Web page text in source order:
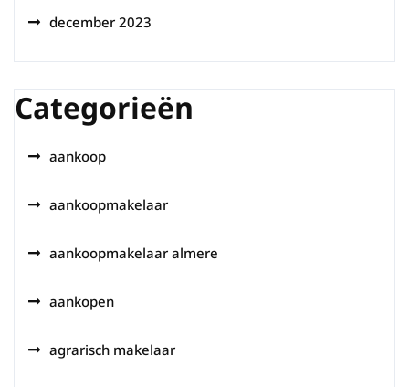
december 2023
Categorieën
aankoop
aankoopmakelaar
aankoopmakelaar almere
aankopen
agrarisch makelaar